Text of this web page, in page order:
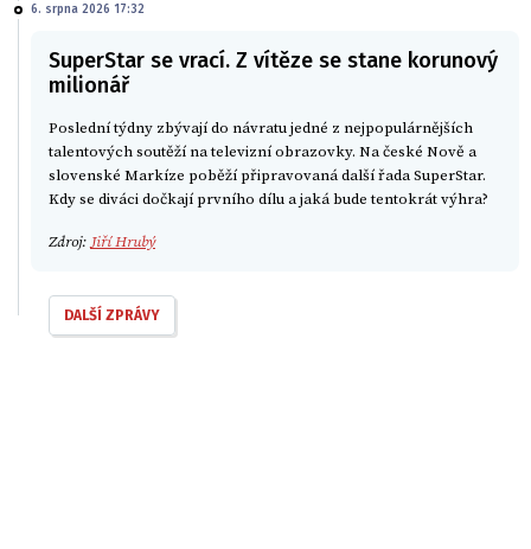
6. srpna 2026 17:32
SuperStar se vrací. Z vítěze se stane korunový
milionář
Poslední týdny zbývají do návratu jedné z nejpopulárnějších
talentových soutěží na televizní obrazovky. Na české Nově a
slovenské Markíze poběží připravovaná další řada SuperStar.
Kdy se diváci dočkají prvního dílu a jaká bude tentokrát výhra?
Zdroj: Jiří Hrubý
DALŠÍ ZPRÁVY